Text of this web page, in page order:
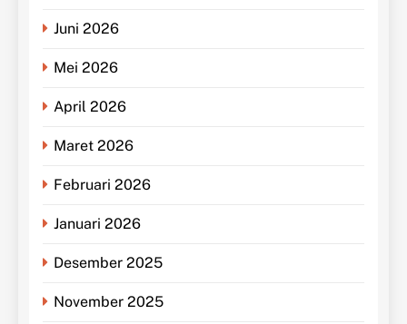
Juni 2026
Mei 2026
April 2026
Maret 2026
Februari 2026
Januari 2026
Desember 2025
November 2025